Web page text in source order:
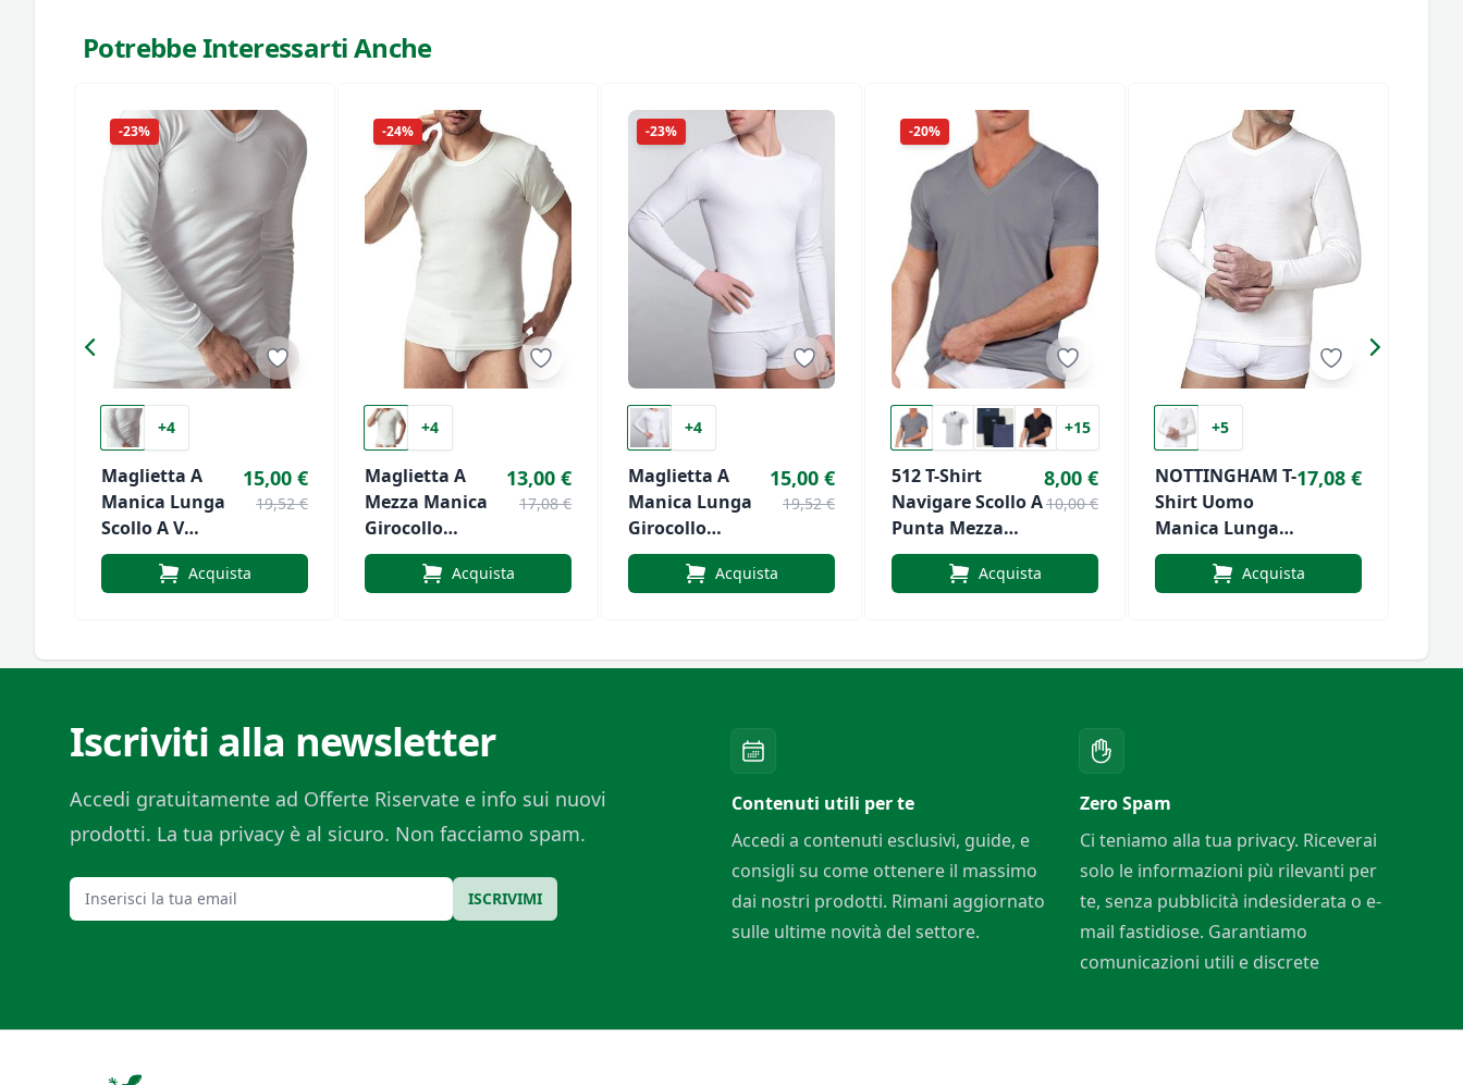
Potrebbe Interessarti Anche
-23%
+4
Maglietta A
Manica Lunga
Scollo A V
Calibrata In
Lana E Cotone
15,00 €
19,52 €
Acquista
-24%
+4
Maglietta A
Mezza Manica
Girocollo
Calibrata In
Lana E Cotone
13,00 €
17,08 €
Acquista
-23%
+4
Maglietta A
Manica Lunga
Girocollo
Calibrata In
Lana E Cotone
15,00 €
19,52 €
Acquista
-20%
+15
512 T-Shirt
Navigare Scollo A
Punta Mezza
Manica Cotone
Jersey (calibrata)
8,00 €
10,00 €
Acquista
+5
NOTTINGHAM T-
Shirt Uomo
Manica Lunga
Scollo A V TL18
In Lana E
17,08 €
Acquista
Iscriviti alla newsletter
Accedi gratuitamente ad Offerte Riservate e info sui nuovi
prodotti. La tua privacy è al sicuro. Non facciamo spam.
Email ISCRIVIMI
Contenuti utili per te
Accedi a contenuti esclusivi, guide, e
consigli su come ottenere il massimo
dai nostri prodotti. Rimani aggiornato
sulle ultime novità del settore.
Zero Spam
Ci teniamo alla tua privacy. Riceverai
solo le informazioni più rilevanti per
te, senza pubblicità indesiderata o e-
mail fastidiose. Garantiamo
comunicazioni utili e discrete